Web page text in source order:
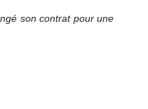
son contrat pour une